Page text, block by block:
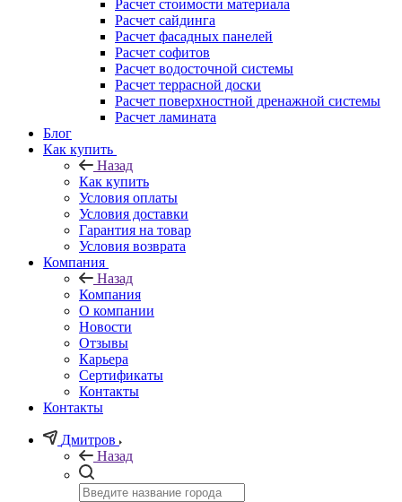
Расчет стоимости материала
Расчет сайдинга
Расчет фасадных панелей
Расчет софитов
Расчет водосточной системы
Расчет террасной доски
Расчет поверхностной дренажной системы
Расчет ламината
Блог
Как купить
Назад
Как купить
Условия оплаты
Условия доставки
Гарантия на товар
Условия возврата
Компания
Назад
Компания
О компании
Новости
Отзывы
Карьера
Сертификаты
Контакты
Контакты
Дмитров
Назад